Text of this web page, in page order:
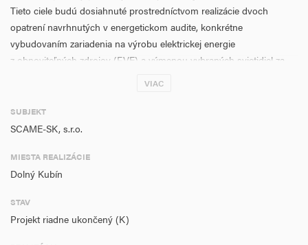
Tieto ciele budú dosiahnuté prostredníctvom realizácie dvoch
opatrení navrhnutých v energetickom audite, konkrétne
vybudovaním zariadenia na výrobu elektrickej energie
z obnoviteľných zdrojov (FVE) a výmenou vybraných svietidiel za
P0084 Množstvo tepelnej energie vyrobenej v zaradení OZE 0
P0103 Odhadované ročné zníženie emisií sklenníkových plynov
P0160 Počet energetických auditov 1
VIAC
SUBJEKT
SCAME-SK, s.r.o.
MIESTA REALIZÁCIE
Dolný Kubín
STAV
Projekt riadne ukončený (K)